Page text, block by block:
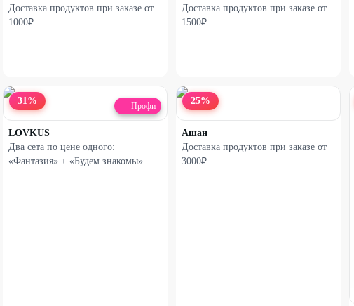
Доставка продуктов при заказе от
1000₽
Доставка продуктов при заказе от
1500₽
31 % Профи
LOVKUS
Два сета по цене одного:
«Фантазия» + «Будем знакомы»
25%
Ашан
Доставка продуктов при заказе от
3000₽